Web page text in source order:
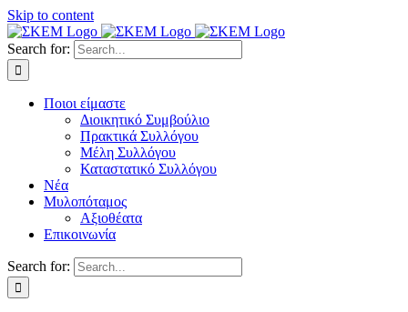
Skip to content
Search for:
Ποιοι είμαστε
Διοικητικό Συμβούλιο
Πρακτικά Συλλόγου
Μέλη Συλλόγου
Καταστατικό Συλλόγου
Νέα
Μυλοπόταμος
Αξιοθέατα
Επικοινωνία
Search for: